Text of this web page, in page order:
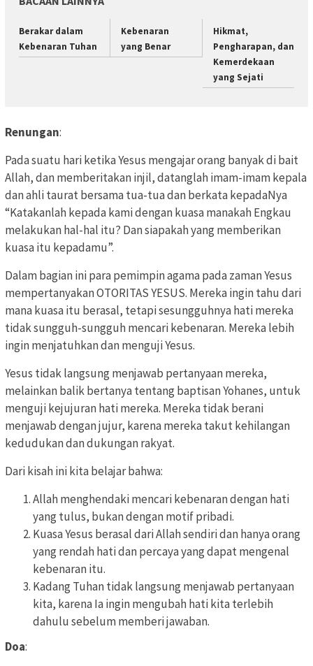
Berakar dalam
Kebenaran Tuhan
Kebenaran
yang Benar
Hikmat,
Pengharapan, dan
Kemerdekaan
yang Sejati
Renungan:
Pada suatu hari ketika Yesus mengajar orang banyak di bait
Allah, dan memberitakan injil, datanglah imam-imam kepala
dan ahli taurat bersama tua-tua dan berkata kepadaNya
“Katakanlah kepada kami dengan kuasa manakah Engkau
melakukan hal-hal itu? Dan siapakah yang memberikan
kuasa itu kepadamu”.
Dalam bagian ini para pemimpin agama pada zaman Yesus
mempertanyakan OTORITAS YESUS. Mereka ingin tahu dari
mana kuasa itu berasal, tetapi sesungguhnya hati mereka
tidak sungguh-sungguh mencari kebenaran. Mereka lebih
ingin menjatuhkan dan menguji Yesus.
Yesus tidak langsung menjawab pertanyaan mereka,
melainkan balik bertanya tentang baptisan Yohanes, untuk
menguji kejujuran hati mereka. Mereka tidak berani
menjawab dengan jujur, karena mereka takut kehilangan
kedudukan dan dukungan rakyat.
Dari kisah ini kita belajar bahwa:
Allah menghendaki mencari kebenaran dengan hati
yang tulus, bukan dengan motif pribadi.
Kuasa Yesus berasal dari Allah sendiri dan hanya orang
yang rendah hati dan percaya yang dapat mengenal
kebenaran itu.
Kadang Tuhan tidak langsung menjawab pertanyaan
kita, karena Ia ingin mengubah hati kita terlebih
dahulu sebelum memberi jawaban.
Doa: